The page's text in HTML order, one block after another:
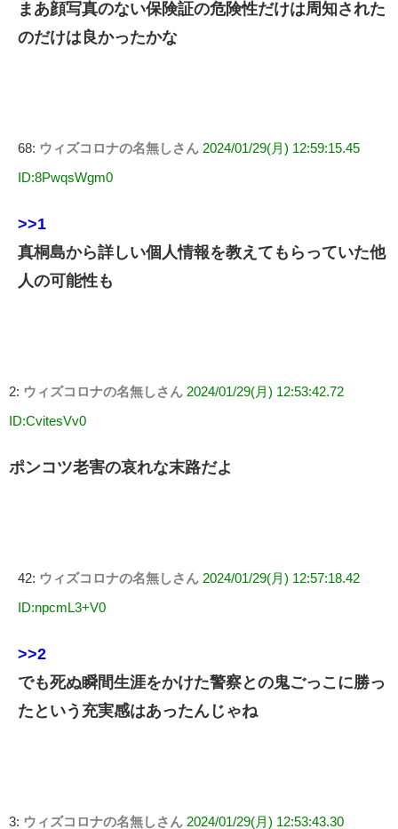
まあ顔写真のない保険証の危険性だけは周知された
のだけは良かったかな
68: ウィズコロナの名無しさん 2024/01/29(月) 12:59:15.45
ID:8PwqsWgm0
>>1
真桐島から詳しい個人情報を教えてもらっていた他
人の可能性も
2: ウィズコロナの名無しさん 2024/01/29(月) 12:53:42.72
ID:CvitesVv0
ポンコツ老害の哀れな末路だよ
42: ウィズコロナの名無しさん 2024/01/29(月) 12:57:18.42
ID:npcmL3+V0
>>2
でも死ぬ瞬間生涯をかけた警察との鬼ごっこに勝っ
たという充実感はあったんじゃね
3: ウィズコロナの名無しさん 2024/01/29(月) 12:53:43.30